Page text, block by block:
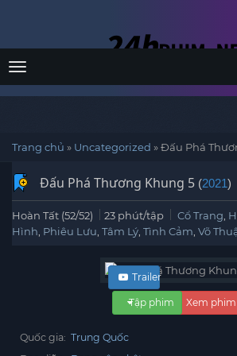
Menu
Trang chủ » Uncategorized »Đấu Phá
Đấu Phá Thương Khung 5 (2021)
Hoàn Tất (52/52) 23 phút/tập Cổ Trang
Hình Phiêu Lưu Tâm Lý Tình Cảm Võ
Xem phim
Trailer
Tập phim
Quốc gia: Trung Quốc